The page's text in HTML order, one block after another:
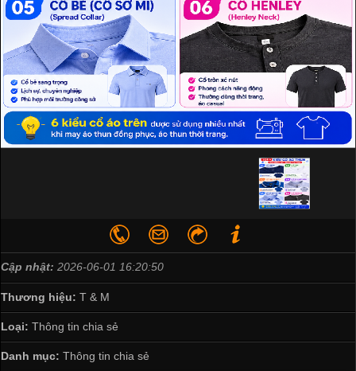
Cập nhật: 2026-06-01 16:20:50
Thương hiệu: T & M
Loại: Thông tin chia sẻ
Danh mục: Thông tin chia sẻ